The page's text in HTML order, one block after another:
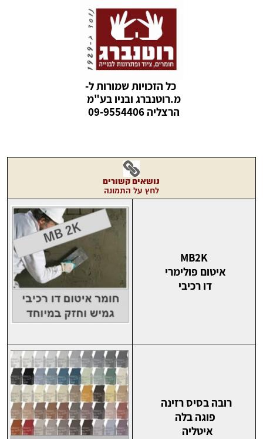
כל הזכויות שמורות ל-
מ.רוטנברג ובניו בע"מ
הרצליה 09-9554406
נושאיםקשורים
לחץ על התמונה
MB2K
איטום פולימרי
דו רכיבי
רובה בסיס רזינה
פוגה בלה
איטליה